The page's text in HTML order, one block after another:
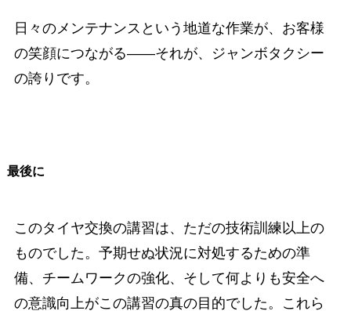
日々のメンテナンスという地道な作業が、お客様
の笑顔につながる――それが、ジャンボタクシー
の誇りです。
最後に
このタイヤ交換の講習は、ただの技術訓練以上の
ものでした。予期せぬ状況に対処するための準
備、チームワークの強化、そして何よりも安全へ
の意識向上がこの講習の真の目的でした。これら